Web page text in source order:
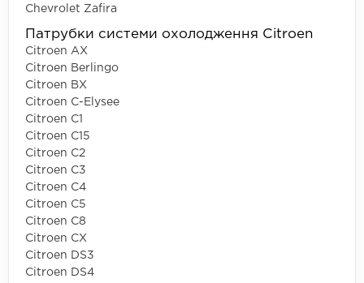
Chevrolet Zafira
Патрубки системи охолодження Citroen
Citroen AX
Citroen Berlingo
Citroen BX
Citroen C-Elysee
Citroen C1
Citroen C15
Citroen C2
Citroen C3
Citroen C4
Citroen C5
Citroen C8
Citroen CX
Citroen DS3
Citroen DS4